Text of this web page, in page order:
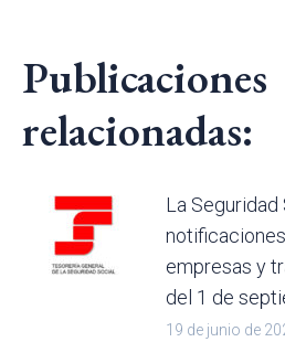
Publicaciones
relacionadas:
La
empresas y
del 1 de
19 de junio de